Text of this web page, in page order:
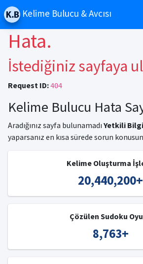
Kelime Bulucu & Avcısı
Hata.
İstediğiniz sayfaya
Request ID: 404
Kelime Bulucu Hata
Aradığınız sayfa bulunamadı Yetkili
yaparsanız en kısa sürede sorun
Kelime Oluşturma
20,440,200+
Çözülen Sudoku
8,763+